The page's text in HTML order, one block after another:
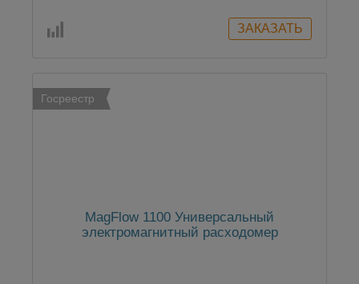
Госреестр
MagFlow 1100 Универсальный
электромагнитный расходомер